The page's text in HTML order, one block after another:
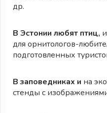
др.
В Эстонии любят птиц,
для орнитологов-
подготовленных
В заповедниках и на
стенды с